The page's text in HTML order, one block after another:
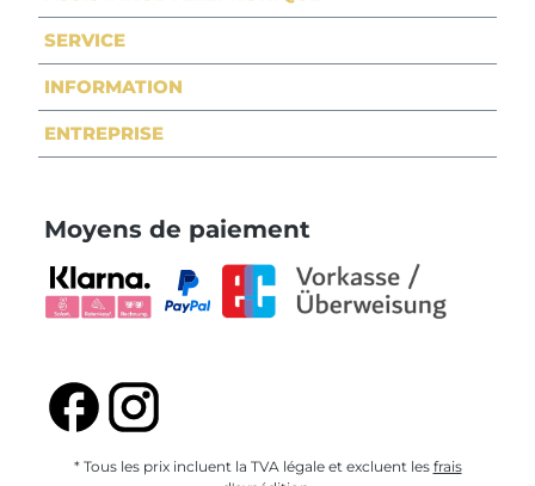
SERVICE
INFORMATION
ENTREPRISE
Moyens de paiement
* Tous les prix incluent la TVA légale et excluent les frais